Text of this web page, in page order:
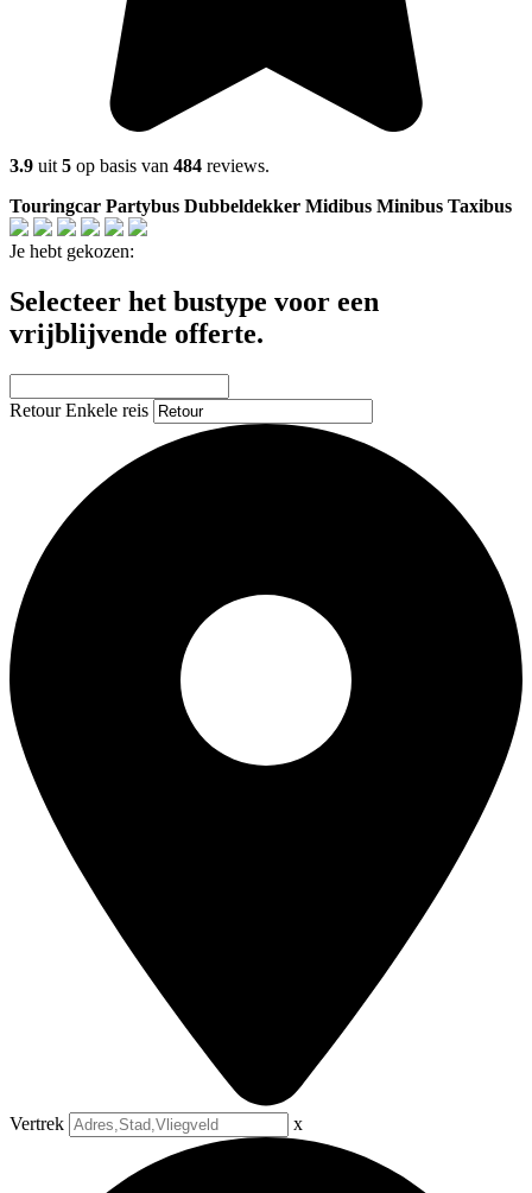
3.9 uit 5 op basis van 484 reviews.
Touringcar Partybus Dubbeldekker Midibus Minibus Taxibus
Je hebt gekozen:
Selecteer het bustype voor een
vrijblijvende offerte.
RetourEnkele reis
Vertrek x